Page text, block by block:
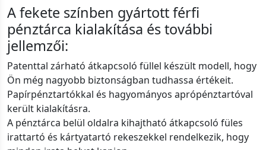
A fekete színben gyártott férfi
pénztárca kialakítása és további
jellemzői:
Patenttal zárható átkapcsoló füllel készült modell, hogy
Ön még nagyobb biztonságban tudhassa értékeit.
Papírpénztartókkal és hagyományos aprópénztartóval
került kialakításra.
A pénztárca belül oldalra kihajtható átkapcsoló füles
irattartó és kártyatartó rekeszekkel rendelkezik, hogy